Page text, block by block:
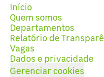
Início
Quem somos
Departamentos
Relatório de
Vagas
Dados e privacidade
Gerenciar cookies